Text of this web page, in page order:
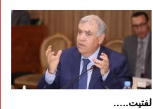
لفتيت..…